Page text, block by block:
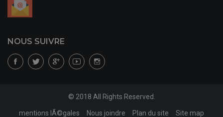
NOUS SUIVRE
© 2018 All Rights Reserved.
mentions lÃ©gales Nous joindre Plan du site Site map